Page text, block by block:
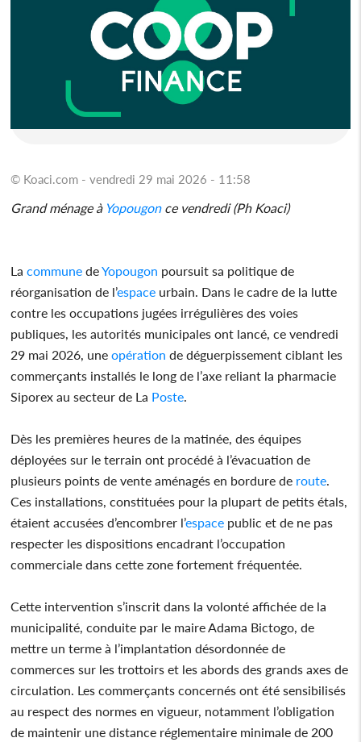
© Koaci.com - vendredi 29 mai 2026 - 11:58
Grand ménage à Yopougonce vendredi (Ph Koaci)
Lacommune deYopougon poursuit sa politique de
réorganisation de l’espace urbain. Dans le cadre de la lutte
contre les occupations jugées irrégulières des voies
publiques, les autorités municipales ont lancé, ce vendredi
29 mai 2026, uneopération de déguerpissement ciblant les
commerçants installés le long de l’axe reliant la pharmacie
Siporex au secteur de La Poste
Dès les premières heures de la matinée, des équipes
déployées sur le terrain ont procédé à l’évacuation de
plusieurs points de vente aménagés en bordure de route
Ces installations, constituées pour la plupart de petits étals,
étaient accusées d’encombrer l’espace public et de ne pas
respecter les dispositions encadrant l’occupation
commerciale dans cette zone fortement fréquentée.
Cette intervention s’inscrit dans la volonté affichée de la
municipalité, conduite par le maire Adama Bictogo, de
mettre un terme à l’implantation désordonnée de
commerces sur les trottoirs et les abords des grands axes de
circulation. Les commerçants concernés ont été sensibilisés
au respect des normes en vigueur, notamment l’obligation
de maintenir une distance réglementaire minimale de 200